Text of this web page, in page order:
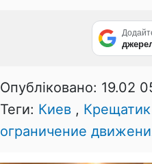
Опубліковано: 19.02
Теги: Киев , Крещатик
ограничение